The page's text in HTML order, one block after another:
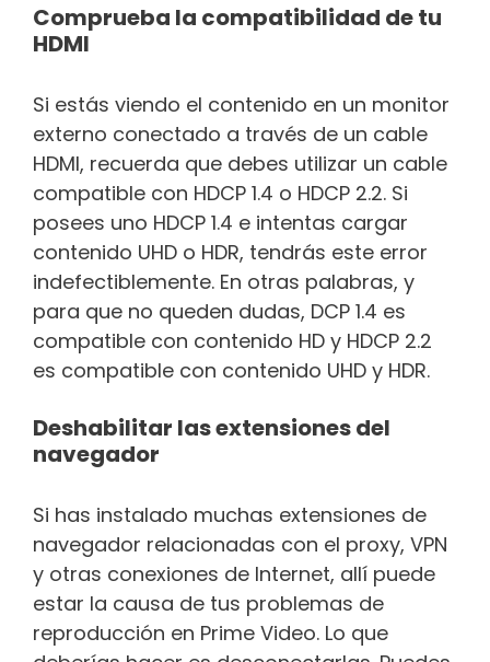
Comprueba la compatibilidad de tu
HDMI
Si estás viendo el contenido en un monitor
externo conectado a través de un cable
HDMI, recuerda que debes utilizar un cable
compatible con HDCP 1.4 o HDCP 2.2. Si
posees uno HDCP 1.4 e intentas cargar
contenido UHD o HDR, tendrás este error
indefectiblemente. En otras palabras, y
para que no queden dudas, DCP 1.4 es
compatible con contenido HD y HDCP 2.2
es compatible con contenido UHD y HDR.
Deshabilitar las extensiones del
navegador
Si has instalado muchas extensiones de
navegador relacionadas con el proxy, VPN
y otras conexiones de Internet, allí puede
estar la causa de tus problemas de
reproducción en Prime Video. Lo que